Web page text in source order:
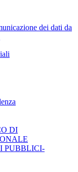
dei dati da
DI
PUBBLICI-